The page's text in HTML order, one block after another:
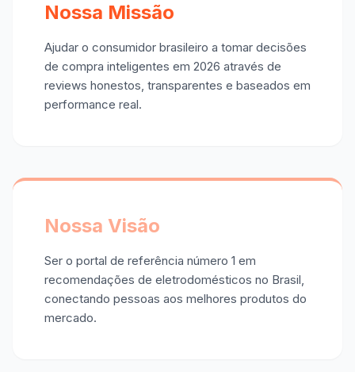
Nossa Missão
Ajudar o consumidor brasileiro a tomar decisões
de compra inteligentes em 2026 através de
reviews honestos, transparentes e baseados em
performance real.
Nossa Visão
Ser o portal de referência número 1 em
recomendações de eletrodomésticos no Brasil,
conectando pessoas aos melhores produtos do
mercado.